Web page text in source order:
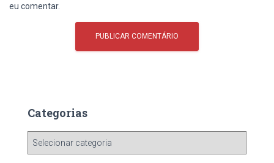
eu comentar.
Categorias